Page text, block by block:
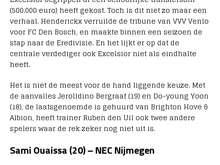
(500.000 euro) heeft gekost. Toch is dit niet zo maar een
verhaal. Henderickx verruilde de tribune van VVV Venlo
voor FC Den Bosch, en maakte binnen een seizoen de
stap naar de Eredivisie. En het lijkt er op dat de
centrale verdediger ook Excelsior niet als eindhalte
heeft.
Het is niet de meest voor de hand liggende keuze. Met
de aanvalles Jerolldino Bergraaf (19) en Do-young Yoon
(18), de laatsgenoemde is gehuurd van Brighton Hove &
Albion, heeft trainer Ruben den Uil ook twee andere
spelers waar de rek zeker nog niet uit is.
Sami Ouaissa (20) – NEC Nijmegen